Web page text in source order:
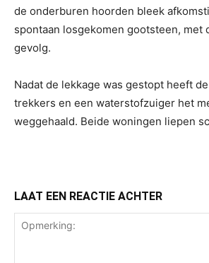
de onderburen hoorden bleek
spontaan losgekomen gootsteen, met
gevolg.
Nadat de lekkage was gestopt heeft
trekkers en een waterstofzuiger het
weggehaald. Beide woningen liepen
LAAT EEN REACTIE ACHTER